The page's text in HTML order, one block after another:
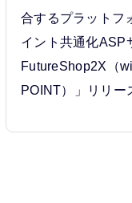
合するプラットフ
イント共通化ASP
FutureShop2X（
POINT）」リリー